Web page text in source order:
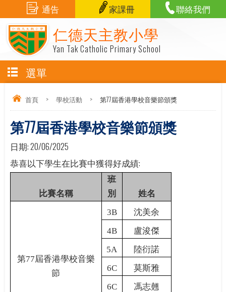
仁德天主教小學
Yan Tak Catholic Primary School
通告 家課冊 聯絡我們
選單
首頁 > 學校活動 > 第77屆香港學校音樂節頒獎
第77屆香港學校音樂節頒獎
日期:20/06/2025
恭喜以下學生在比賽中獲得好成績:
比賽名稱
班
別
姓名
第77屆香港學校音樂
節
3B
沈美余
4B
盧浚傑
5A
陸衍諾
6C
莫斯雅
6C
馮志翹